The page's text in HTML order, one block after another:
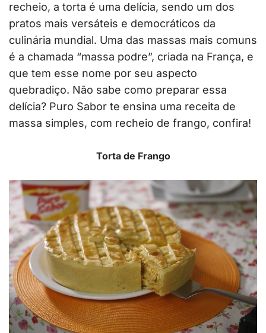
recheio, a torta é uma delícia, sendo um dos
pratos mais versáteis e democráticos da
culinária mundial. Uma das massas mais comuns
é a chamada “massa podre”, criada na França, e
que tem esse nome por seu aspecto
quebradiço. Não sabe como preparar essa
delícia? Puro Sabor te ensina uma receita de
massa simples, com recheio de frango, confira!
Torta de Frango